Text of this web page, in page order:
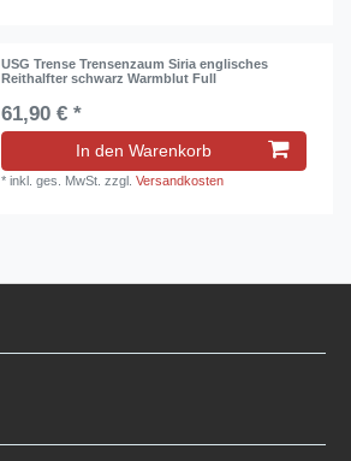
USG Trense Trensenzaum Siria englisches
Reithalfter schwarz Warmblut Full
61,90 € *
In den Warenkorb
*inkl. ges. MwSt. zzgl.Versandkosten